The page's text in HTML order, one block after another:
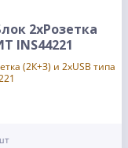
2хРозетка
INS44221